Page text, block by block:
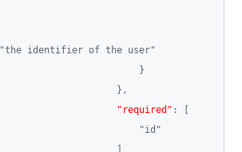
"the identifier of the user"
}
} ,
"required" :
[
"id"
]